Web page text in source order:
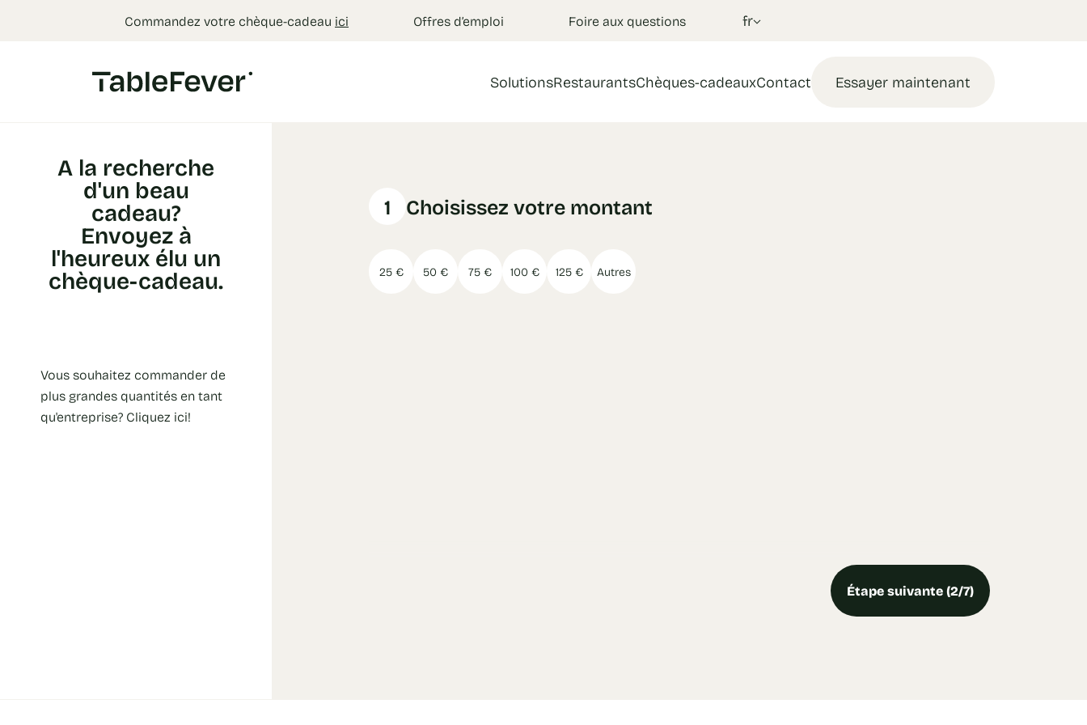
Commandez votre chèque-cadeau ici Offres d’emploi Foire aux questions fr
Essayer maintenant
SolutionsRestaurantsChèques-cadeauxContact
A la recherche
d'un beau
cadeau?
Envoyez à
l'heureux élu un
chèque-cadeau.
Vous souhaitez commander de
plus grandes quantités en tant
qu'entreprise? Cliquez ici!
1 Choisissez votre montant
25 € 50 € 75 € 100 € 125 € Autres
Étape suivante (2/7)